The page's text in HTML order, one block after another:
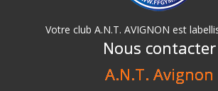
Votre club A.N.T. AVIGNON est
Nous contacter
A.N.T. Avignon